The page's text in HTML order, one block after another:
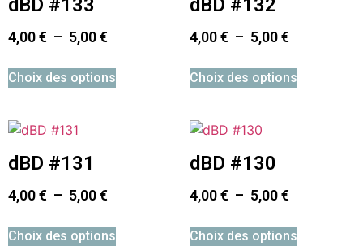
dBD #133
4,00€ – 5,00€
Choix des options
dBD #132
4,00€ – 5,00€
Choix des options
dBD #131
4,00€ – 5,00€
Choix des options
dBD #130
4,00€ – 5,00€
Choix des options